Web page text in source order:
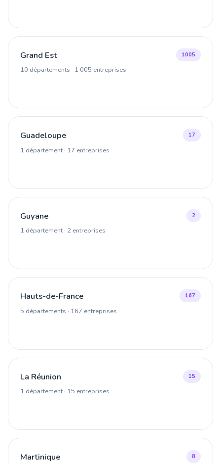
Grand Est
10 départements · 1 005 entreprises
1005
Guadeloupe
1 département · 17 entreprises
17
Guyane
1 département · 2 entreprises
2
Hauts-de-France
5 départements · 167 entreprises
167
La Réunion
1 département · 15 entreprises
15
Martinique 8